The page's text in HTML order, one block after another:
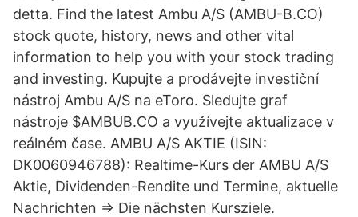
detta. Find the latest Ambu A/S (AMBU-B.CO)
stock quote, history, news and other vital
information to help you with your stock trading
and investing. Kupujte a prodávejte investiční
nástroj Ambu A/S na eToro. Sledujte graf
nástroje $AMBUB.CO a využívejte aktualizace v
reálném čase. AMBU A/S AKTIE (ISIN:
DK0060946788): Realtime-Kurs der AMBU A/S
Aktie, Dividenden-Rendite und Termine, aktuelle
Nachrichten ⇒ Die nächsten Kursziele.